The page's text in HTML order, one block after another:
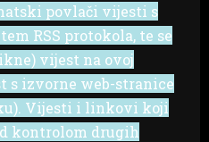
povlači vijesti s
RSS protokola, te se
vijest na ovoj
s izvorne web-stranice
Vijesti i linkovi koji
kontrolom drugih